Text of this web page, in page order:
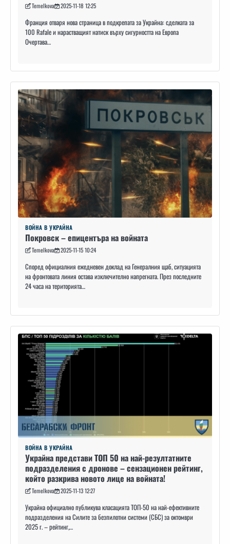
Temelkova 2025-11-18 12:25
Франция отваря нова страница в подкрепата за Украйна: сделката за
100 Rafale и нарастващият натиск върху сигурността на Европа
Очертава…
ВОЙНА В УКРАЙНА
Покровск – епицентъра на войната
Temelkova 2025-11-15 10:24
Според официалния ежедневен доклад на Генералния щаб, ситуацията
на фронтовата линия остава изключително напрегната. През последните
24 часа на територията…
ВОЙНА В УКРАЙНА
Украйна представи ТОП 50 на най-резултатните
подразделения с дронове – сензационен рейтинг,
който разкрива новото лице на войната!
Temelkova 2025-11-13 12:27
Украйна официално публикува класацията ТОП-50 на най-ефективните
подразделения на Силите за безпилотни системи (СБС) за октомври
2025 г. – рейтинг,…